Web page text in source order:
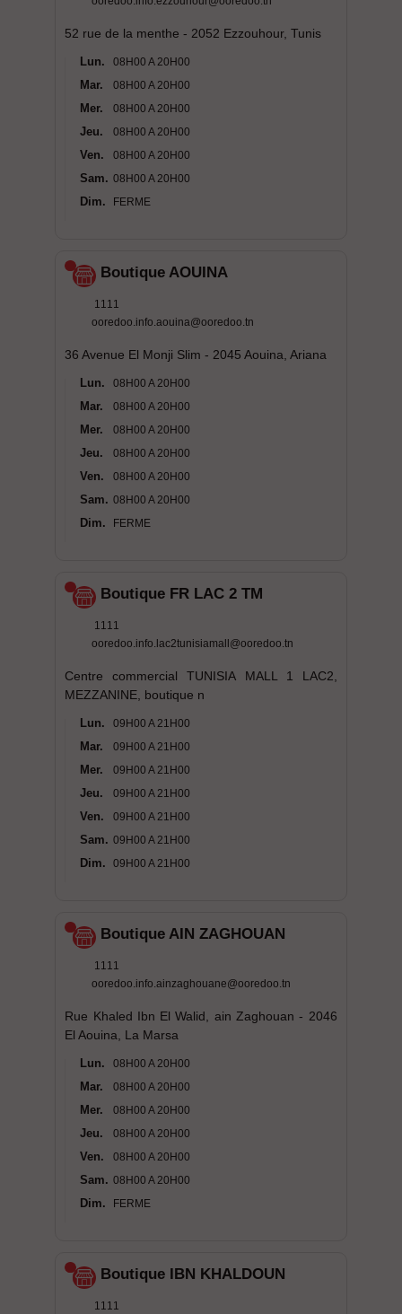
52 rue de la menthe - 2052 Ezzouhour, Tunis
Lun. 08H00 A 20H00
Mar. 08H00 A 20H00
Mer. 08H00 A 20H00
Jeu. 08H00 A 20H00
Ven. 08H00 A 20H00
Sam. 08H00 A 20H00
Dim. FERME
Boutique AOUINA
1111
ooredoo.info.aouina@ooredoo.tn
36 Avenue El Monji Slim - 2045 Aouina, Ariana
Lun. 08H00 A 20H00
Mar. 08H00 A 20H00
Mer. 08H00 A 20H00
Jeu. 08H00 A 20H00
Ven. 08H00 A 20H00
Sam. 08H00 A 20H00
Dim. FERME
Boutique FR LAC 2 TM
1111
ooredoo.info.lac2tunisiamall@ooredoo.tn
Centre commercial TUNISIA MALL 1 LAC2,
MEZZANINE, boutique n
Lun. 09H00 A 21H00
Mar. 09H00 A 21H00
Mer. 09H00 A 21H00
Jeu. 09H00 A 21H00
Ven. 09H00 A 21H00
Sam. 09H00 A 21H00
Dim. 09H00 A 21H00
Boutique AIN ZAGHOUAN
1111
ooredoo.info.ainzaghouane@ooredoo.tn
Rue Khaled Ibn El Walid, ain Zaghouan - 2046
El Aouina, La Marsa
Lun. 08H00 A 20H00
Mar. 08H00 A 20H00
Mer. 08H00 A 20H00
Jeu. 08H00 A 20H00
Ven. 08H00 A 20H00
Sam. 08H00 A 20H00
Dim. FERME
Boutique IBN KHALDOUN
1111